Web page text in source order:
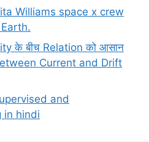
Williams space x crew
के बीच Relation को आसान
Current and Drift
and
in hindi